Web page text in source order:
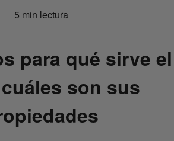
5 min lectura
para qué sirve el
son sus